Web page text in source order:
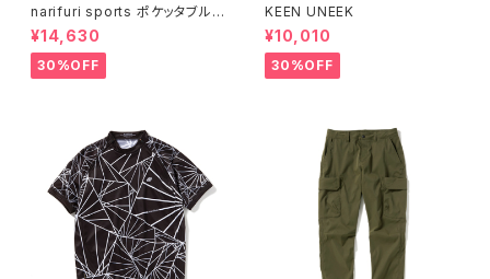
narifuri sports ポケッタブルウ
インドブレーカー
¥14,630
30%OFF
KEEN UNEEK
¥10,010
30%OFF